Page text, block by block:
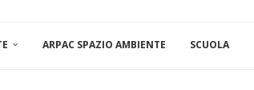
ARPAC SPAZIO AMBIENTE SCUOLA